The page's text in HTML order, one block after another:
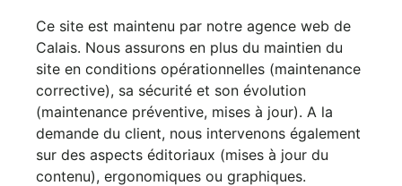
Ce site est maintenu par notre agence web de
Calais. Nous assurons en plus du maintien du
site en conditions opérationnelles (maintenance
corrective), sa sécurité et son évolution
(maintenance préventive, mises à jour). A la
demande du client, nous intervenons également
sur des aspects éditoriaux (mises à jour du
contenu), ergonomiques ou graphiques.